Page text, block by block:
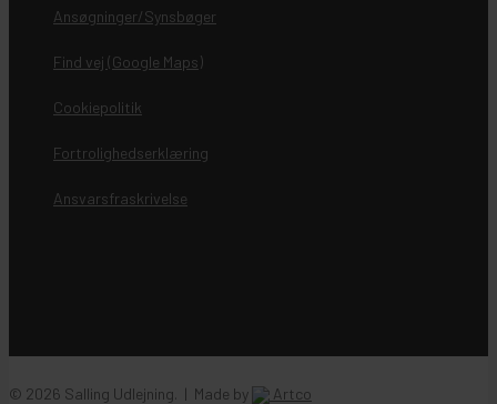
Ansøgninger/Synsbøger
Find vej (Google Maps)
Cookiepolitik
Fortrolighedserklæring
Ansvarsfraskrivelse
© 2026 Salling Udlejning. | Made by Artco